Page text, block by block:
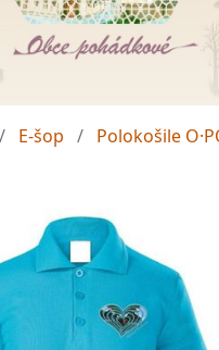
E-šop Polokošile